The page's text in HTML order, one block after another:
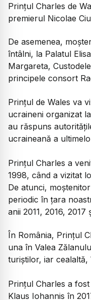
Prinţul Charles de
premierul Nicolae
De asemenea,
întâlni, la Palatul
Margareta,
principele consort
Prințul de Wales va
ucraineni organizat
au răspuns
ucraineană a
Prințul Charles a
1998, când a vizitat
De atunci,
periodic în țara
anii 2011, 2016, 2017
În România, Prințul
una în Valea
turiştilor, iar cealaltă,
Prințul Charles a
Klaus Iohannis în